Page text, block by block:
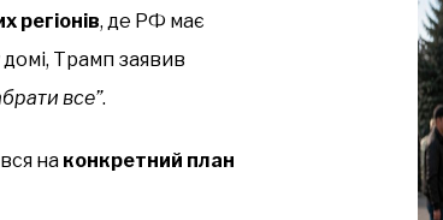
регіонів, де РФ має
Трамп заявив
все”.
на конкретний план